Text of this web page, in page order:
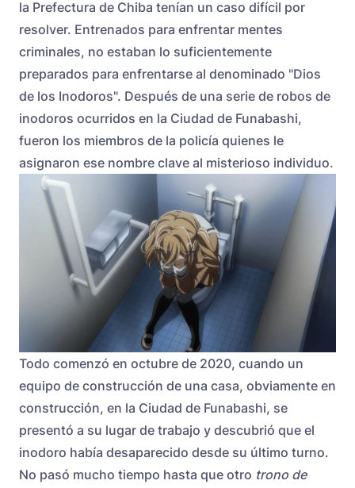
la Prefectura de Chiba tenían un caso difícil por
resolver. Entrenados para enfrentar mentes
criminales, no estaban lo suficientemente
preparados para enfrentarse al denominado "Dios
de los Inodoros". Después de una serie de robos de
inodoros ocurridos en la Ciudad de Funabashi,
fueron los miembros de la policía quienes le
asignaron ese nombre clave al misterioso individuo.
Todo comenzó en octubre de 2020, cuando un
equipo de construcción de una casa, obviamente en
construcción, en la Ciudad de Funabashi, se
presentó a su lugar de trabajo y descubrió que el
inodoro había desaparecido desde su último turno.
No pasó mucho tiempo hasta que otro trono de